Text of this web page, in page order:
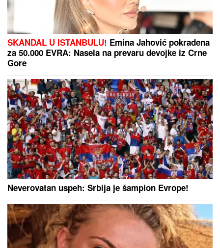
(VIDEO) LEPA BRENA PALA NA NASTUPU U BUDVI
Skočili odmah da joj pomognu - Prija i nova snajka
đuskale, a evo šta je Viktor radio cele noći